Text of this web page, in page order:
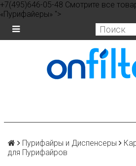
+7(495)646-05-48 Смотрите все
«Пурифайеры» ">
Пурифайры и Диспенсеры
для Пурифайров